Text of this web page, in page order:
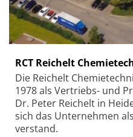
RCT Reichelt
Die Reichelt
1978 als Vertriebs- und
Dr. Peter Reichelt in
sich das Unternehmen
verstand.